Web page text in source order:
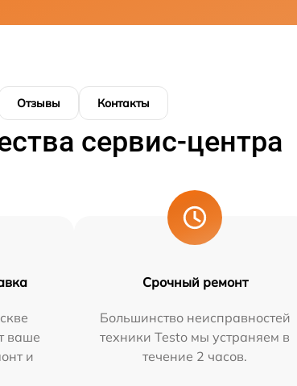
Отзывы Контакты
сервис-центра
ваше
и
Срочный ремонт
Большинство неисправностей
техники Testo мы устраняем в
течение 2 часов.